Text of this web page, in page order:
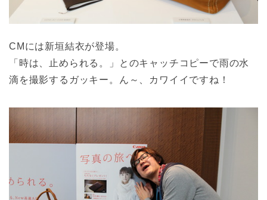
CMには新垣結衣が登場。
「時は、止められる。」とのキャッチコピーで雨の水
滴を撮影するガッキー。ん～、カワイイですね！